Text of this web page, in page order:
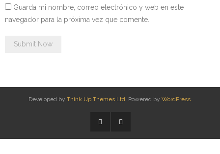
Guarda mi nombre, correo electrónico y web en este
navegador para la próxima vez que comente.
Developed by Think Up Themes Ltd. Powered by WordPress.